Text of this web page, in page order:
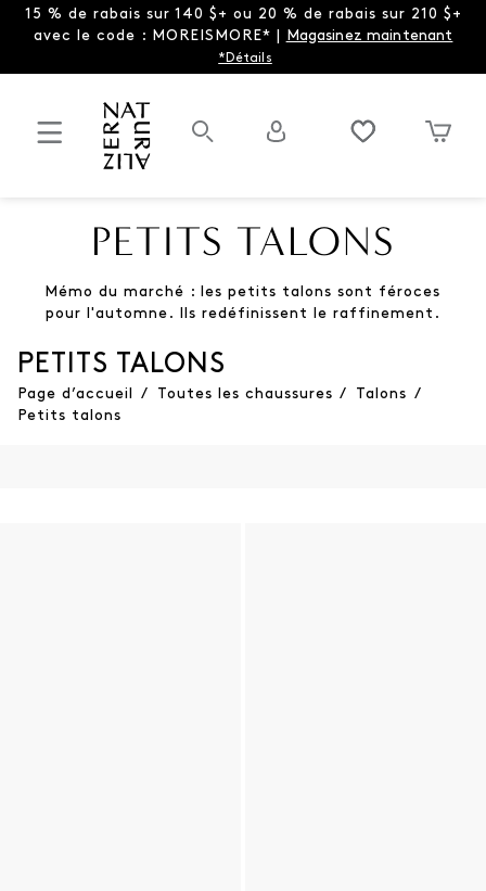
15 % de rabais sur 140 $+ ou 20 % de rabais sur 210 $+
avec le code : MOREISMORE* | Magasinez maintenant
*Détails
PETITS TALONS
Mémo du marché : les petits talons sont féroces
pour l'automne. Ils redéfinissent le raffinement.
PETITS TALONS
Page d’accueil / Toutes les chaussures / Talons /
Petits talons